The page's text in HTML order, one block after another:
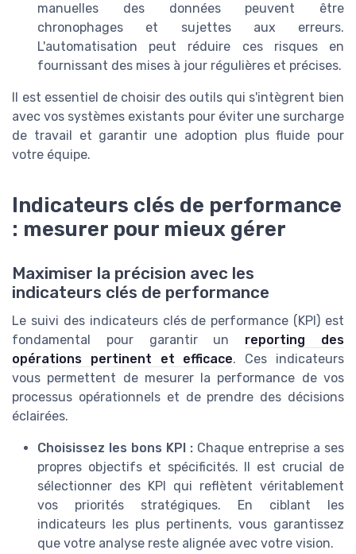
manuelles des données peuvent être
chronophages et sujettes aux erreurs.
L'automatisation peut réduire ces risques en
fournissant des mises à jour régulières et précises.
Il est essentiel de choisir des outils qui s'intègrent bien
avec vos systèmes existants pour éviter une surcharge
de travail et garantir une adoption plus fluide pour
votre équipe.
Indicateurs clés de performance
: mesurer pour mieux gérer
Maximiser la précision avec les
indicateurs clés de performance
Le suivi des indicateurs clés de performance (KPI) est
fondamental pour garantir un reporting des
opérations pertinent et efficace. Ces indicateurs
vous permettent de mesurer la performance de vos
processus opérationnels et de prendre des décisions
éclairées.
Choisissez les bons KPI : Chaque entreprise a ses
propres objectifs et spécificités. Il est crucial de
sélectionner des KPI qui reflètent véritablement
vos priorités stratégiques. En ciblant les
indicateurs les plus pertinents, vous garantissez
que votre analyse reste alignée avec votre vision.